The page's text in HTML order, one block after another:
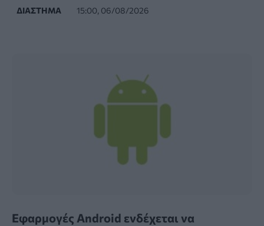
ΔΙΆΣΤΗΜΑ 15:00, 06/08/2026
Εφαρμογές Android ενδέχεται να